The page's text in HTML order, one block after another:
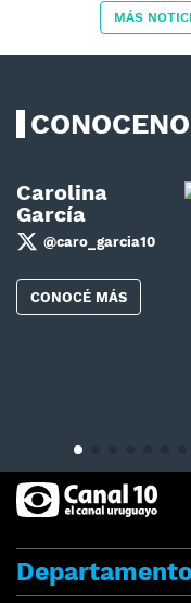
MÁS
Carolina
García
@caro_garcia10
CONOCÉ MÁS